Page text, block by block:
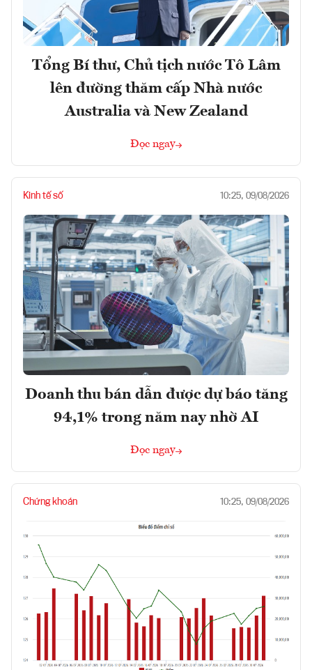
Tổng Bí thư, Chủ tịch nước Tô Lâm
lên đường thăm cấp Nhà nước
Australia và New Zealand
Đọc ngay
Kinh tế số 10:25, 09/08/2026
Doanh thu bán dẫn được dự báo tăng
94,1% trong năm nay nhờ AI
Đọc ngay
Chứng khoán 10:25, 09/08/2026